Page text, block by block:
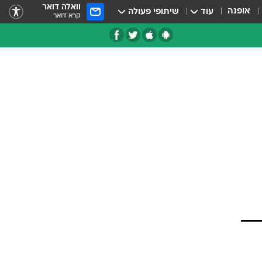
אופנה עוד שיתופי פעולה וואלה דואר
קרא דואר